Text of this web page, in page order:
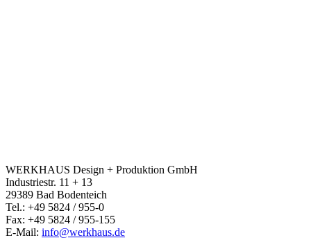
WERKHAUS Design + Produktion GmbH
Industriestr. 11 + 13
29389 Bad Bodenteich
Tel.: +49 5824 / 955-0
Fax: +49 5824 / 955-155
E-Mail: info@werkhaus.de